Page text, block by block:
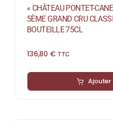
« CHÂTEAU PONTET-
5ÈME GRAND CRU
BOUTEILLE 75CL
136,80 € TTC
Ajouter